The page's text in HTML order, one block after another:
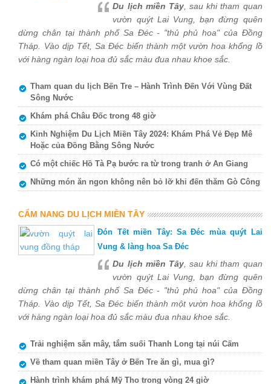
Du lịch miền Tây, sau khi tham quan
vườn quýt Lai Vung, bạn đừng quên
dừng chân tại thành phố Sa Đéc - "thủ phủ hoa" của Đồng
Tháp. Vào dịp Tết, Sa Đéc biến thành một vườn hoa khổng lồ
với hàng ngàn loại hoa đủ sắc màu đua nhau khoe sắc.
Tham quan du lịch Bến Tre – Hành Trình Đến Với Vùng Đất
Sông Nước
Khám phá Châu Đốc trong 48 giờ
Kinh Nghiệm Du Lịch Miền Tây 2024: Khám Phá Vẻ Đẹp Mê
Hoặc của Đồng Bằng Sông Nước
Có một chiếc Hồ Tà Pạ bước ra từ trong tranh ở An Giang
Những món ăn ngon không nên bỏ lỡ khi đến thăm Gò Công
CẨM NANG DU LỊCH MIỀN TÂY
Đón Tết miền Tây: Sa Đéc mùa quýt Lai
Vung & làng hoa Sa Đéc
Du lịch miền Tây, sau khi tham quan
vườn quýt Lai Vung, bạn đừng quên
dừng chân tại thành phố Sa Đéc - "thủ phủ hoa" của Đồng
Tháp. Vào dịp Tết, Sa Đéc biến thành một vườn hoa khổng lồ
với hàng ngàn loại hoa đủ sắc màu đua nhau khoe sắc.
Trải nghiệm săn mây, tắm suối Thanh Long tại núi Cấm
Về tham quan miền Tây ở Bến Tre ăn gì, mua gì?
Hành trình khám phá Mỹ Tho trong vòng 24 giờ